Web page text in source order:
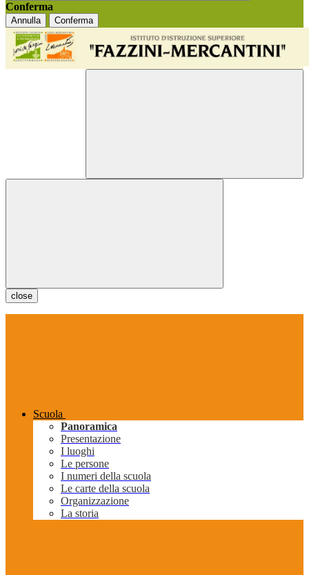
Conferma
Annulla Conferma
close
Scuola
Panoramica
Presentazione
I luoghi
Le persone
I numeri della scuola
Le carte della scuola
Organizzazione
La storia